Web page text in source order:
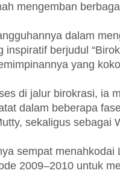
mengemban
dalam
inspiratif berjudul
yang
di jalur birokrasi, ia
dalam beberapa
sekaligus sebagai
sempat
2009–2010 untuk